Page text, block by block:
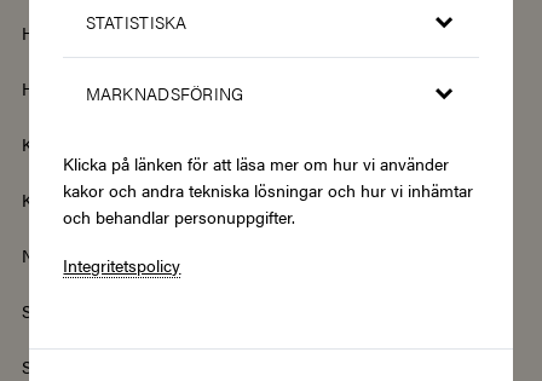
STATISTISKA
MARKNADSFÖRING
Klicka på länken för att läsa mer om hur vi använder
kakor och andra tekniska lösningar och hur vi inhämtar
och behandlar personuppgifter.
Integritetspolicy
Hem & Trädgård
Hotell & Resor Hållbarhet & Second Hand
Kläder & Accessoarer
Kurser Mat & Dryck
Nyheter
Skönhet & Hälsa
Sport & Fritid